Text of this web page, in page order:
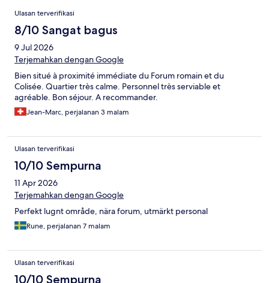
Ulasan
Ulasan terverifikasi
8/10 Sangat bagus
9 Jul 2026
Terjemahkan dengan Google
Bien situé à proximité immédiate du Forum romain et du
Colisée. Quartier très calme. Personnel très serviable et
agréable. Bon séjour. A recommander.
Jean-Marc, perjalanan 3 malam
Ulasan terverifikasi
10/10 Sempurna
11 Apr 2026
Terjemahkan dengan Google
Perfekt lugnt område, nära forum, utmärkt personal
Rune, perjalanan 7 malam
Ulasan terverifikasi
10/10 Sempurna